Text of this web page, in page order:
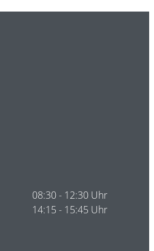
08:30 - 12:30 Uhr
14:15 - 15:45 Uhr